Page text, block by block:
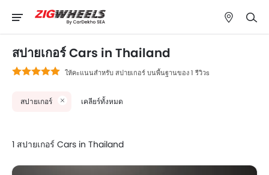
สปายเกอร์ Cars in Thailand
ให้คะแนนสำหรับ สปายเกอร์ บนพื้นฐานของ 1 รีวิวs
สปายเกอร์ เคลียร์ทั้งหมด
1 สปายเกอร์ Cars in Thailand